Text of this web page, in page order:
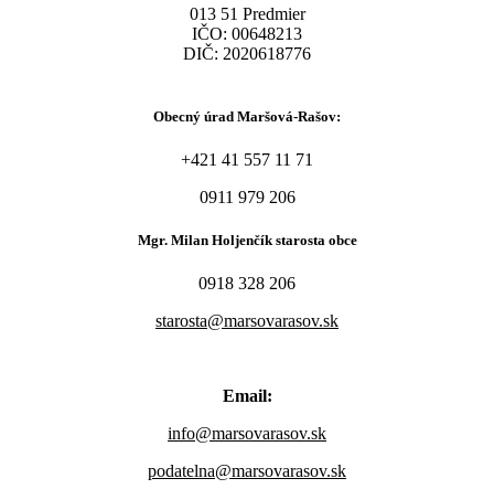
013 51 Predmier
IČO: 00648213
DIČ: 2020618776
Obecný úrad Maršová-Rašov:
+421 41 557 11 71
0911 979 206
Mgr. Milan Holjenčík starosta obce
0918 328 206
starosta@marsovarasov.sk
Email:
info@marsovarasov.sk
podatelna@marsovarasov.sk